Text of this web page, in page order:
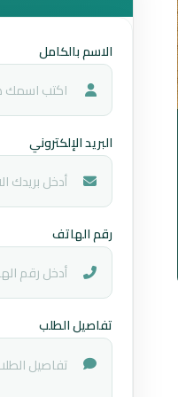
الاسم بالكامل
البريد الإلكتروني
رقم الهاتف
تفاصيل الطلب